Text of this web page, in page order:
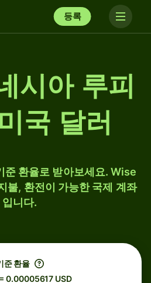
등록
시아 루피
국 달러
준 환율로 받아보세요. Wise
불, 환전이 가능한 국제 계좌
입니다.
준 환율
0.00005617 USD